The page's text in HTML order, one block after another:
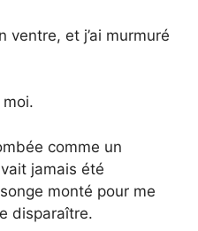
ventre, et j’ai murmuré
comme un
jamais été
monté pour me
disparaître.